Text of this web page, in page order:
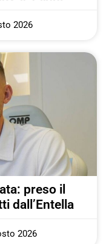
2026
preso il
dall’Entella
2026